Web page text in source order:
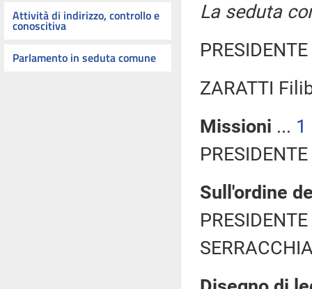
Attività di indirizzo, controllo e
conoscitiva
Parlamento in seduta comune
La seduta
ZARATTI
Missioni ... 1
Sull'ordine